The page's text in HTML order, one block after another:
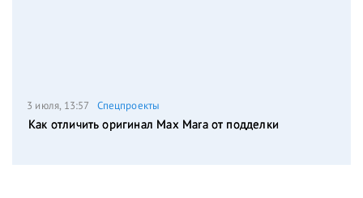
3 июля, 13:57 Спецпроекты
Как отличить оригинал Max Mara от подделки